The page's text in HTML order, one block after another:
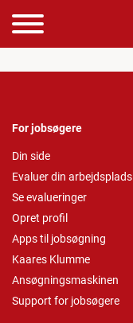
For jobsøgere
Din side
Evaluer din arbejdsplads
Se evalueringer
Opret profil
Apps til jobsøgning
Kaares Klumme
Ansøgningsmaskinen
Support for jobsøgere